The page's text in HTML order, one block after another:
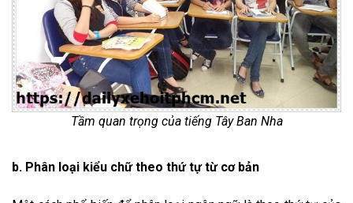
Tầm quan trọng của tiếng Tây Ban Nha
b. Phân loại kiểu chữ theo thứ tự từ cơ bản